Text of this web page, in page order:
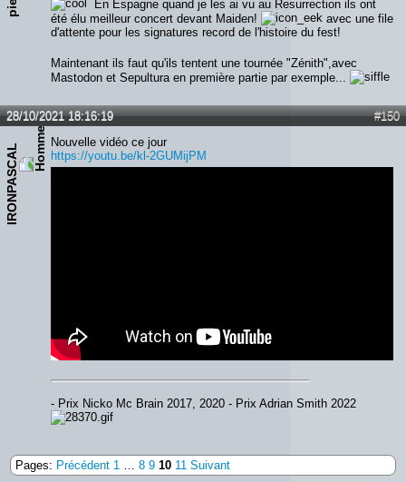
En Espagne quand je les ai vu au Resurrection ils ont
été élu meilleur concert devant Maiden!
avec une file
d'attente pour les signatures record de l'histoire du fest!
Maintenant ils faut qu'ils tentent une tournée "Zénith",avec
Mastodon et Sepultura en première partie par exemple...
#150
28/10/2021 18:16:19
IRONPASCAL
Nouvelle vidéo ce jour
https://youtu.be/kl-2GUMijPM
- Prix Nicko Mc Brain 2017, 2020 - Prix Adrian Smith 2022
Pages: Précédent 1 8 9 10 11 Suivant